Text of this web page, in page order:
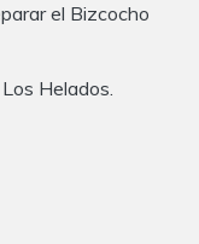
el Bizcocho
Helados.